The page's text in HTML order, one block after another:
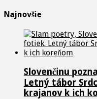
Najnovšie
Slovenčinu
Letný tábor
krajanov k ich